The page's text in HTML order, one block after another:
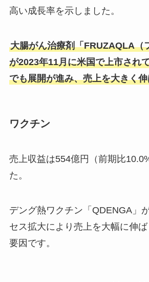
高い成長率を示しました。
大腸がん治療剤「FRUZAQLA（
が2023年11月に米国で上市され
でも展開が進み、売上を大きく
ワクチン
売上収益は554億円（前期比
た。
デング熱ワクチン「QDENGA」
セス拡大により売上を大幅に伸
要因です。